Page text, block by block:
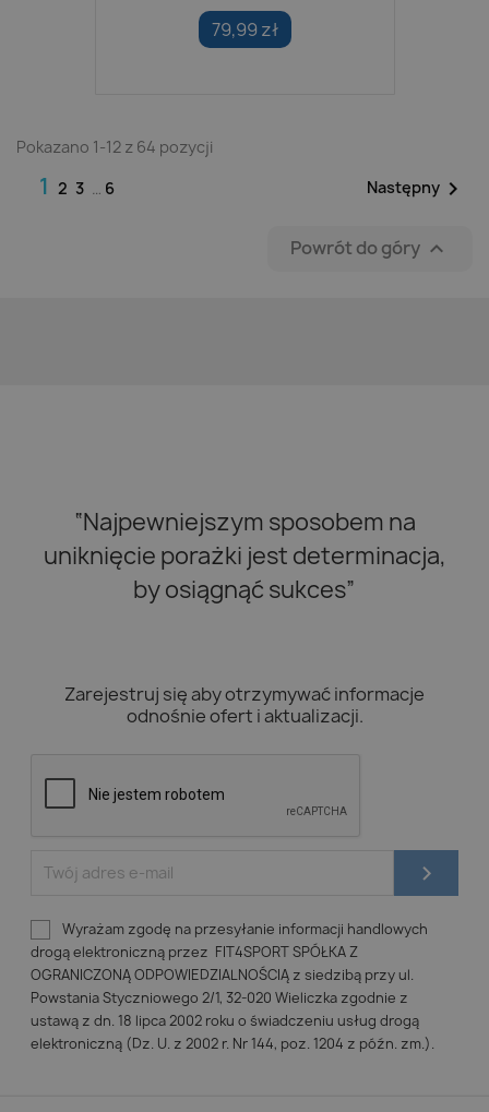
79,99 zł
Pokazano 1-12 z 64 pozycji
1 2 3 … 6 Następny 
Powrót do góry 
“Najpewniejszym sposobem na
uniknięcie porażki jest determinacja,
by osiągnąć sukces”
Zarejestruj się aby otrzymywać informacje
odnośnie ofert i aktualizacji.
Wyrażam zgodę na przesyłanie informacji handlowych
drogą elektroniczną przez FIT4SPORT SPÓŁKA Z
OGRANICZONĄ ODPOWIEDZIALNOŚCIĄ z siedzibą przy ul.
Powstania Styczniowego 2/1, 32-020 Wieliczka zgodnie z
ustawą z dn. 18 lipca 2002 roku o świadczeniu usług drogą
elektroniczną (Dz. U. z 2002 r. Nr 144, poz. 1204 z późn. zm.).